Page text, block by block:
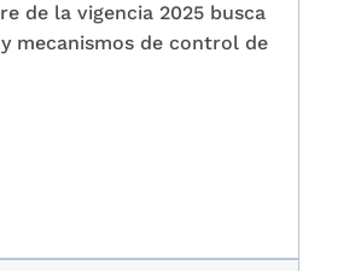
de la vigencia 2025 busca
mecanismos de control de